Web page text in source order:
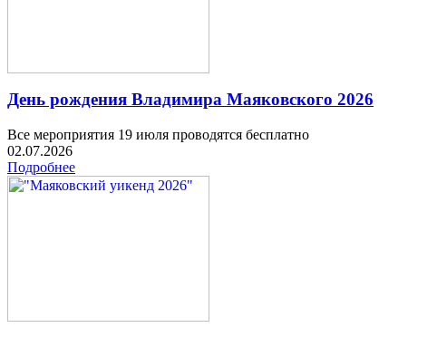
День рождения Владимира Маяковского 2026
Все мероприятия 19 июля проводятся бесплатно
02.07.2026
Подробнее